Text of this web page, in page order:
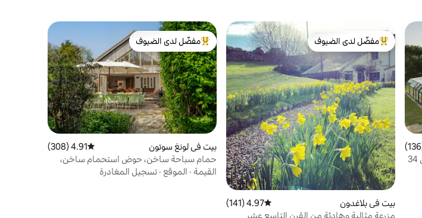
136 مراجعات
منزل ريفي وحمام سباحة ساخن خاص بطول 34
من أبرز البيوت المفضّلة لدى الضيوف
مفضّل لدى الضيوف
بيت في بلاغدون متوسط التقييم 4.97 من 5، 141 مراجعات
4.97 (141)
مزرعة مثالية وهادئة من القرن التاسع عشر
من أبرز البيوت المفضّلة لدى الضيوف
مفضّل لدى الضيوف
بيت في لونغ سوتون متوسط التقييم 4.91 من 5، 308 مراجعات
4.91 (308)
حمام سباحة ساخن، حوض استحمام ساخن،
ساونا، ألعاب - أبتون بورن
القيمة · الموقع · تسجيل المغادرة